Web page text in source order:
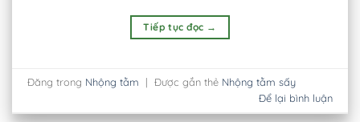
Tiếp tục đọc →
Đăng trong Nhộng tằm | Được gắn thẻ Nhộng tằm sấy
Để lại bình luận